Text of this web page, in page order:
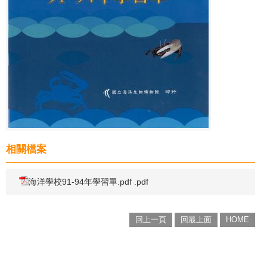
相關檔案
海洋學校91-94年學習單.pdf .pdf
回上一頁 回最上面 HOME